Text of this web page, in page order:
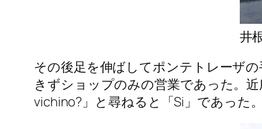
井
その後足を伸ばしてポンテトレーザ
きずショップのみの営業であった。
vichino?」と尋ねると「Si」であった